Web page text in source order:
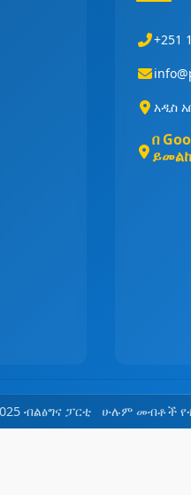
+251
አዲስ
በ
ብልፅግና ፓርቲ ሁሉም መብቶች